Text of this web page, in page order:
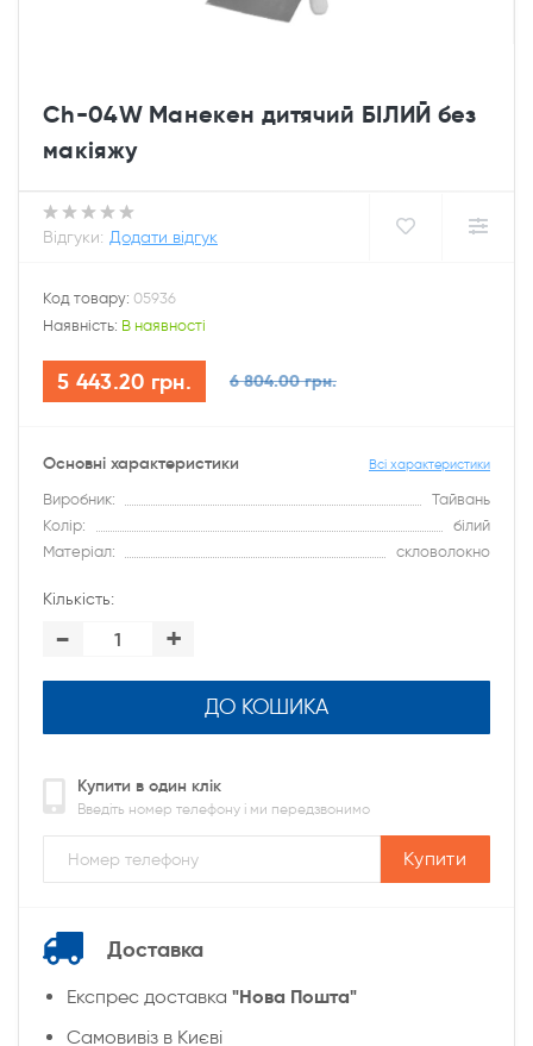
Ch-04W Манекен дитячий БІЛИЙ без
макіяжу
Відгуки: Додати відгук
Код товару: 05936
Наявність: В наявності
5 443.20 грн. 6 804.00 грн.
Основні характеристики Всі характеристики
Виробник:
Тайвань
Колір:
білий
Матеріал:
скловолокно
Кількість:
- +
ДО КОШИКА
Купити в один клік
Введіть номер телефону і ми передзвонимо
Купити
Доставка
Експрес доставка "Нова Пошта"
Cамовивіз в Києві